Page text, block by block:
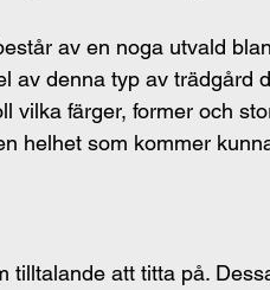
av en noga utvald
av denna typ av trädgård
vilka färger, former och
helhet som kommer
tilltalande att titta på.